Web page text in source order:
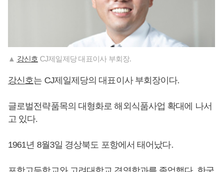
▲ 강신호 CJ제일제당 대표이사 부회장.
강신호는 CJ제일제당의 대표이사 부회장이다.
글로벌전략품목의 대형화로 해외식품사업 확대에 나서
고 있다.
1961년 8월3일 경상북도 포항에서 태어났다.